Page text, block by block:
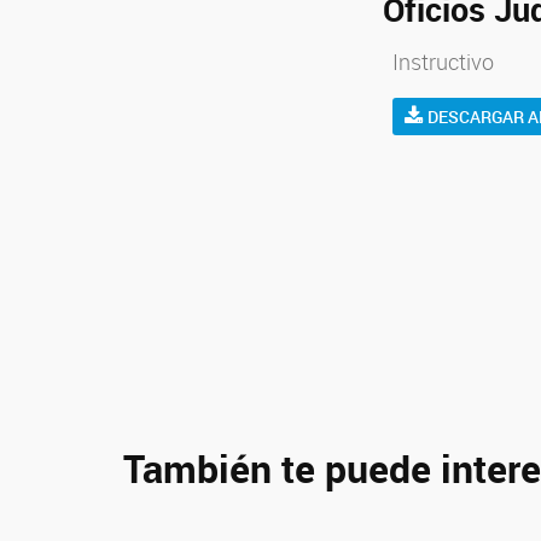
Oficios
Instructivo
DESCARGAR
También te puede